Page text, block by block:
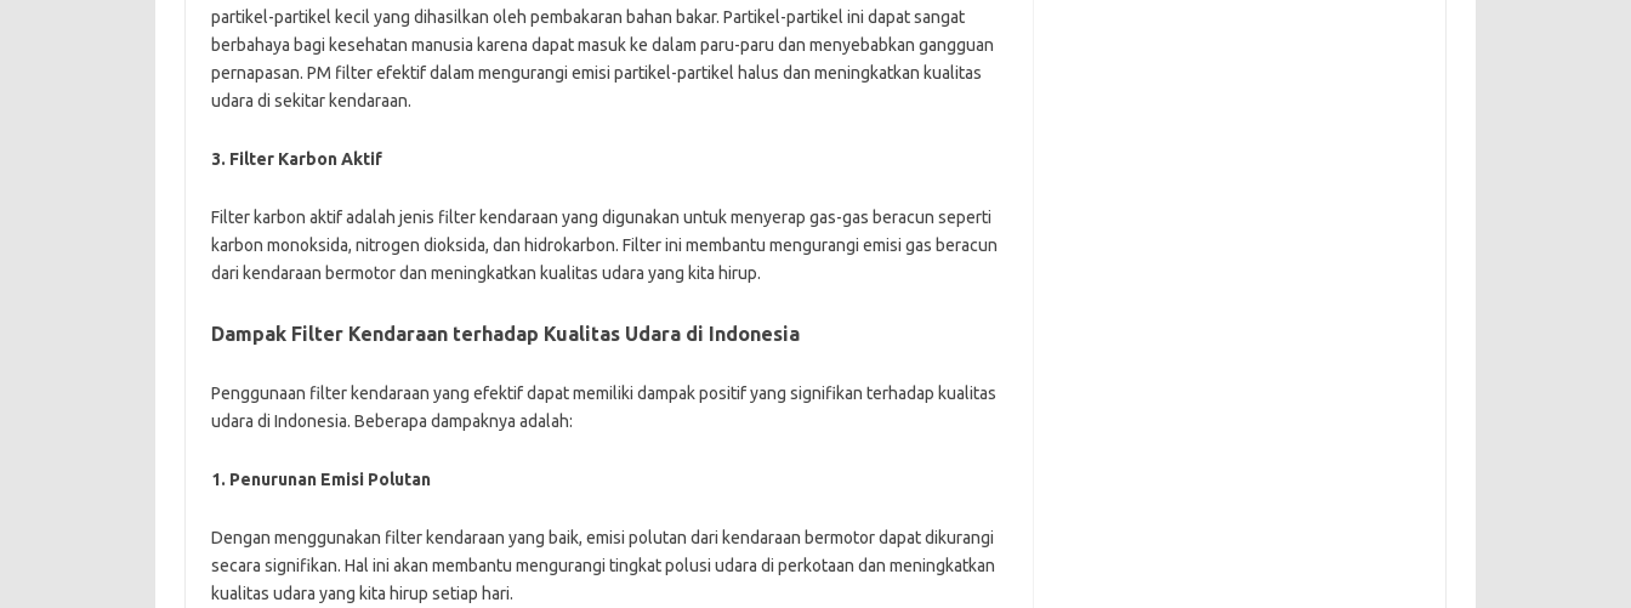
partikel-partikel kecil yang dihasilkan oleh pembakaran bahan bakar. Partikel-partikel ini dapat sangat
berbahaya bagi kesehatan manusia karena dapat masuk ke dalam paru-paru dan menyebabkan gangguan
pernapasan. PM filter efektif dalam mengurangi emisi partikel-partikel halus dan meningkatkan kualitas
udara di sekitar kendaraan.
3. Filter Karbon Aktif
Filter karbon aktif adalah jenis filter kendaraan yang digunakan untuk menyerap gas-gas beracun seperti
karbon monoksida, nitrogen dioksida, dan hidrokarbon. Filter ini membantu mengurangi emisi gas beracun
dari kendaraan bermotor dan meningkatkan kualitas udara yang kita hirup.
Dampak Filter Kendaraan terhadap Kualitas Udara di Indonesia
Penggunaan filter kendaraan yang efektif dapat memiliki dampak positif yang signifikan terhadap kualitas
udara di Indonesia. Beberapa dampaknya adalah:
1. Penurunan Emisi Polutan
Dengan menggunakan filter kendaraan yang baik, emisi polutan dari kendaraan bermotor dapat dikurangi
secara signifikan. Hal ini akan membantu mengurangi tingkat polusi udara di perkotaan dan meningkatkan
kualitas udara yang kita hirup setiap hari.